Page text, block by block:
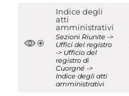
Indice degli
atti
amministrativi
Sezioni Riunite ->
Uffici del registro
-> Ufficio del
registro di
Cuorgné ->
Indice degli atti
amministrativi